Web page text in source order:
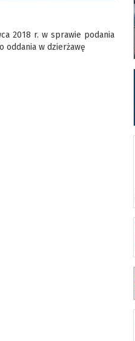
2018 r. w sprawie podania
oddania w dzierżawę